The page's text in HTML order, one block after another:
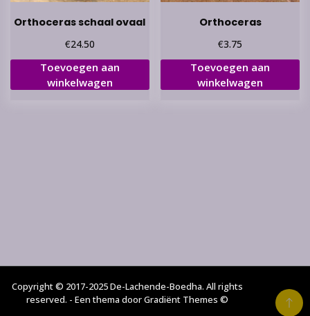
Orthoceras schaal ovaal
€24.50
Toevoegen aan
winkelwagen
Orthoceras
€3.75
Toevoegen aan
winkelwagen
Copyright © 2017-2025 De-Lachende-Boedha. All rights
reserved. - Een thema door Gradiënt Themes ©